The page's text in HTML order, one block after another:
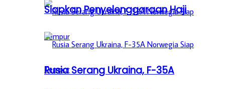
Rusia Serang Ukraina, F-35A
Siapkan Penyelenggaraan Haji